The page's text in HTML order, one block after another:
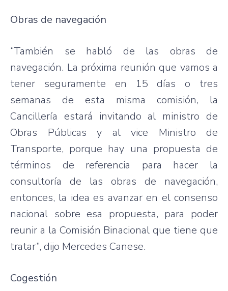
Obras de navegación
“También se habló de las obras de
navegación. La próxima reunión que vamos a
tener seguramente en 15 días o tres
semanas de esta misma comisión, la
Cancillería estará invitando al ministro de
Obras Públicas y al vice Ministro de
Transporte, porque hay una propuesta de
términos de referencia para hacer la
consultoría de las obras de navegación,
entonces, la idea es avanzar en el consenso
nacional sobre esa propuesta, para poder
reunir a la Comisión Binacional que tiene que
tratar”, dijo Mercedes Canese.
Cogestión